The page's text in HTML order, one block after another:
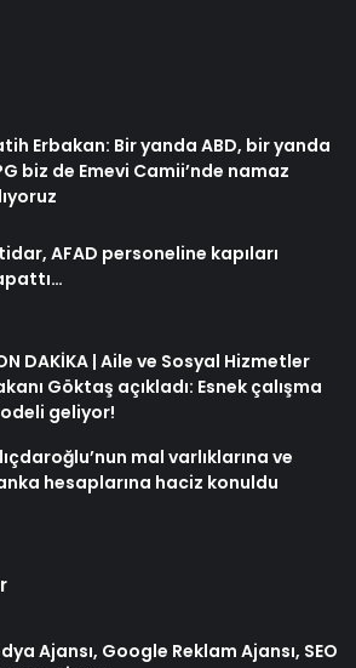
Erbakan: Bir yanda ABD, bir yanda
biz de Emevi Camii’nde namaz
AFAD personeline kapıları
DAKİKA | Aile ve Sosyal Hizmetler
Göktaş açıkladı: Esnek çalışma
geliyor!
mal varlıklarına ve
hesaplarına haciz konuldu
Ajansı, Google Reklam Ajansı, SEO